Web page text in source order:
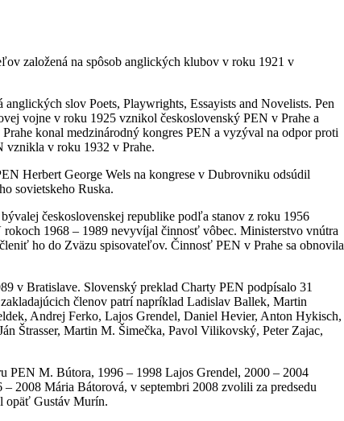
založená na spôsob anglických klubov v roku 1921 v
slov Poets, Playwrights, Essayists and Novelists. Pen
vojne v roku 1925 vznikol československý PEN v Prahe a
konal medzinárodný kongres PEN a vyzýval na odpor proti
vznikla v roku 1932 v Prahe.
Herbert George Wels na kongrese v Dubrovniku odsúdil
sovietskeho Ruska.
československej republike podľa stanov z roku 1956
1968 – 1989 nevyvíjal činnosť vôbec. Ministerstvo vnútra
ho do Zväzu spisovateľov. Činnosť PEN v Prahe sa obnovila
v Bratislave. Slovenský preklad Charty PEN podpísalo 31
členov patrí napríklad Ladislav Ballek, Martin
Andrej Ferko, Lajos Grendel, Daniel Hevier, Anton Hykisch,
Štrasser, Martin M. Šimečka, Pavol Vilikovský, Peter Zajac,
PEN M. Bútora, 1996 – 1998 La­jos Grendel, 2000 – 2004
2008 Mária Bátorová, v septembri 2008 zvolili za predsedu
opäť Gustáv Murín.